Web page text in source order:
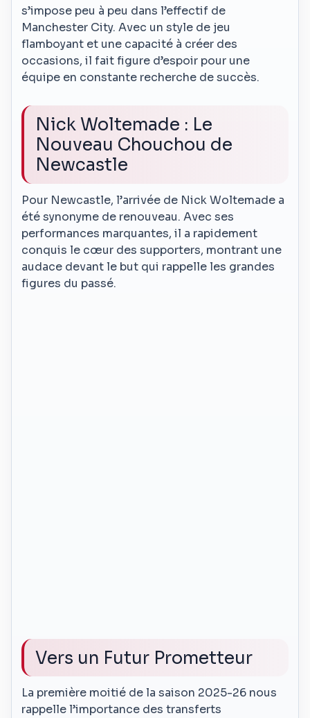
s’impose peu à peu dans l’effectif de
Manchester City. Avec un style de jeu
flamboyant et une capacité à créer des
occasions, il fait figure d’espoir pour une
équipe en constante recherche de succès.
Nick Woltemade : Le
Nouveau Chouchou de
Newcastle
Pour Newcastle, l’arrivée de Nick Woltemade a
été synonyme de renouveau. Avec ses
performances marquantes, il a rapidement
conquis le cœur des supporters, montrant une
audace devant le but qui rappelle les grandes
figures du passé.
Vers un Futur Prometteur
La première moitié de la saison 2025-26 nous
rappelle l’importance des transferts